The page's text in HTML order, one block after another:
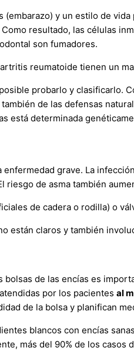
y un estilo de
resultado, las células
son fumadores.
reumatoide tienen un
probarlo y clasificarlo.
de las defensas
está determinada
grave. La
riesgo de asma también
de cadera o rodilla) o
están claros y también
de las encías es
por los pacientes al
de la bolsa y planifican
blancos con encías
más del 90% de los